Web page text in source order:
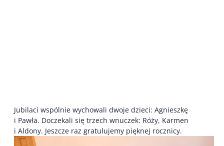
Jubilaci wspólnie wychowali dwoje dzieci: Agnieszkę
i Pawła. Doczekali się trzech wnuczek: Róży, Karmen
i Aldony. Jeszcze raz gratulujemy pięknej rocznicy.